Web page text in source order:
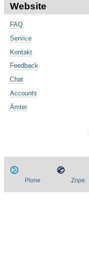
Website
FAQ
Service
Kontakt
Feedback
Chat
Accounts
Ämter
Plone Zope